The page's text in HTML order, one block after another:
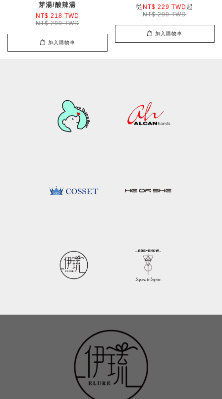
芽湯/酸辣湯
NT$ 218 TWD
NT$ 299 TWD
加入購物車
從 NT$ 229 TWD 起
NT$ 299 TWD
加入購物車